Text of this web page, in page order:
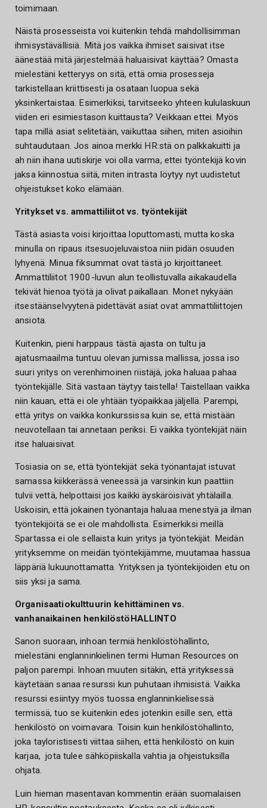
toimimaan.
Näistä prosesseista voi kuitenkin tehdä mahdollisimman
ihmisystävällisiä. Mitä jos vaikka ihmiset saisivat itse
äänestää mitä järjestelmää haluaisivat käyttää? Omasta
mielestäni ketteryys on sitä, että omia prosesseja
tarkistellaan kriittisesti ja osataan luopua sekä
yksinkertaistaa. Esimerkiksi, tarvitseeko yhteen kululaskuun
viiden eri esimiestason kuittausta? Veikkaan ettei. Myös
tapa millä asiat selitetään, vaikuttaa siihen, miten asioihin
suhtaudutaan. Jos ainoa merkki HR:stä on palkkakuitti ja
ah niin ihana uutiskirje voi olla varma, ettei työntekijä kovin
jaksa kiinnostua siitä, miten intrasta löytyy nyt uudistetut
ohjeistukset koko elämään.
Yritykset vs. ammattiliitot vs. työntekijät
Tästä asiasta voisi kirjoittaa loputtomasti, mutta koska
minulla on ripaus itsesuojeluvaistoa niin pidän osuuden
lyhyenä. Minua fiksummat ovat tästä jo kirjoittaneet.
Ammattiliitot 1900-luvun alun teollistuvalla aikakaudella
tekivät hienoa työtä ja olivat paikallaan. Monet nykyään
itsestäänselvyytenä pidettävät asiat ovat ammattiliittojen
ansiota.
Kuitenkin, pieni harppaus tästä ajasta on tultu ja
ajatusmaailma tuntuu olevan jumissa mallissa, jossa iso
suuri yritys on verenhimoinen riistäjä, joka haluaa pahaa
työntekijälle. Sitä vastaan täytyy taistella! Taistellaan vaikka
niin kauan, että ei ole yhtään työpaikkaa jäljellä. Parempi,
että yritys on vaikka konkurssissa kuin se, että mistään
neuvotellaan tai annetaan periksi. Ei vaikka työntekijät näin
itse haluaisivat.
Tosiasia on se, että työntekijät sekä työnantajat istuvat
samassa kiikkerässä veneessä ja varsinkin kun paattiin
tulvii vettä, helpottaisi jos kaikki äyskäröisivät yhtälailla.
Uskoisin, että jokainen työnantaja haluaa menestyä ja ilman
työntekijöitä se ei ole mahdollista. Esimerkiksi meillä
Spartassa ei ole sellaista kuin yritys ja työntekijät. Meidän
yrityksemme on meidän työntekijämme, muutamaa hassua
läppäriä lukuunottamatta. Yrityksen ja työntekijöiden etu on
siis yksi ja sama.
Organisaatiokulttuurin kehittäminen vs.
vanhanaikainen henkilöstöHALLINTO
Sanon suoraan, inhoan termiä henkilöstöhallinto,
mielestäni englanninkielinen termi Human Resources on
paljon parempi. Inhoan muuten sitäkin, että yrityksessä
käytetään sanaa resurssi kun puhutaan ihmisistä. Vaikka
resurssi esiintyy myös tuossa englanninkielisessä
termissä, tuo se kuitenkin edes jotenkin esille sen, että
henkilöstö on voimavara. Toisin kuin henkilöstöhallinto,
joka tayloristisesti viittaa siihen, että henkilöstö on kuin
karjaa, jota tulee sähköpiiskalla vahtia ja ohjeistuksilla
ohjata.
Luin hieman masentavan kommentin erään suomalaisen